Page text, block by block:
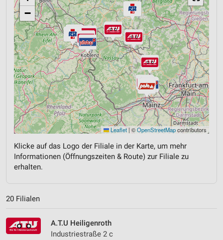
−
Leaflet |©OpenStreetMapcontributors
Klicke auf das Logo der Filiale in der Karte, um mehr
Informationen (Öffnungszeiten & Route) zur Filiale zu
erhalten.
20 Filialen
A.T.U Heiligenroth
Industriestraße 2 c